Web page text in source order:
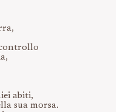
abiti,
sua morsa.